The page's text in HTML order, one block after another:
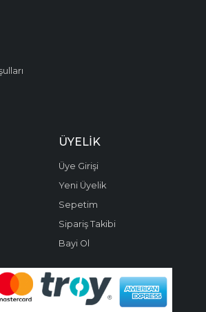
ÜYELIK
Üye Girişi
Yeni Üyelik
Sepetim
Sipariş Takibi
Bayi Ol